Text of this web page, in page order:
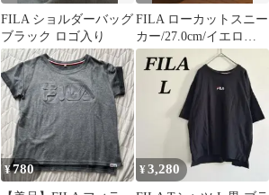
FILA ショルダーバッグ
ブラック ロゴ入り
FILA ローカットスニー
カー/27.0cm/イエロ
ー/FC4216 043
¥780 ¥3,280